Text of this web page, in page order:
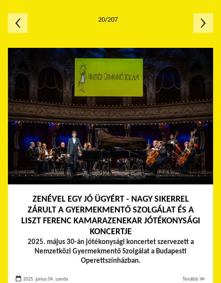
ZENÉVEL EGY JÓ ÜGYÉRT - NAGY SIKERREL
ZÁRULT A GYERMEKMENTŐ SZOLGÁLAT ÉS A
LISZT FERENC KAMARAZENEKAR JÓTÉKONYSÁGI
KONCERTJE
2025. május 30-án jótékonysági koncertet szervezett a
Nemzetközi Gyermekmentő Szolgálat a Budapesti
Operettszínházban.
2025. június 04. szerda Tovább ≫
20/207